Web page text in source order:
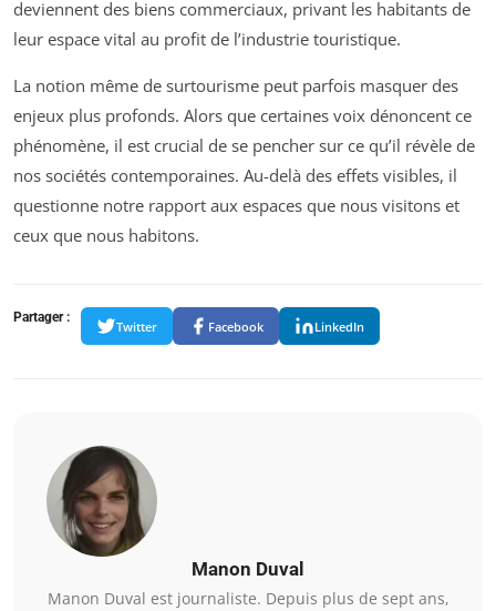
deviennent des biens commerciaux, privant les habitants de
leur espace vital au profit de l’industrie touristique.
La notion même de surtourisme peut parfois masquer des
enjeux plus profonds. Alors que certaines voix dénoncent ce
phénomène, il est crucial de se pencher sur ce qu’il révèle de
nos sociétés contemporaines. Au-delà des effets visibles, il
questionne notre rapport aux espaces que nous visitons et
ceux que nous habitons.
Partager :
Twitter Facebook LinkedIn
Manon Duval
Manon Duval est journaliste. Depuis plus de sept ans,